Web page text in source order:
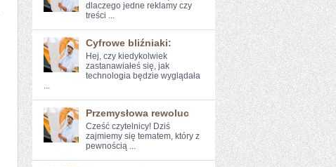
dlaczego jedne​ reklamy czy
treści ...
Cyfrowe bliźniaki:
Hej, czy kiedykolwiek
zastanawiałeś‌ się, jak
technologia będzie wyglądała⁣
...
Przemysłowa rewoluc
Cześć ⁢czytelnicy! Dziś
zajmiemy się tematem, który z
pewnością ...